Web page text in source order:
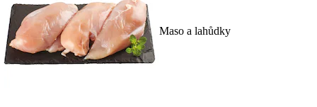
Maso a lahůdky